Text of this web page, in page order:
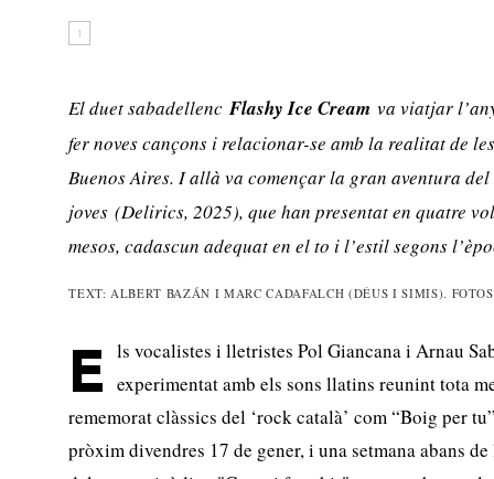
1
El duet sabadellencFlashy Ice Cream va viatjar
fer noves cançons i relacionar-se amb la realitat de
Buenos Aires. I allà va començar la gran aventura
joves (Delirics, 2025), que han presentat en quatre
mesos, cadascun adequat en el to i l’estil segons
TEXT: ALBERT BAZÁN I MARC CADAFALCH (DÉUS I SIMIS).
E ls vocalistes i lletristes Pol Giancana i Arnau
experimentat amb els sons llatins reunint tota
rememorat clàssics del ‘rock català’ com “Boig per
pròxim divendres 17 de gener, i una setmana abans